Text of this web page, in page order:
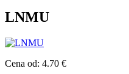
LNMU
Cena od: 4.70 €